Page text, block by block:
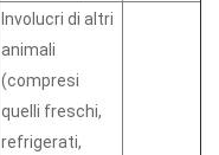
Involucri di altri
animali
(compresi
quelli freschi,
refrigerati,